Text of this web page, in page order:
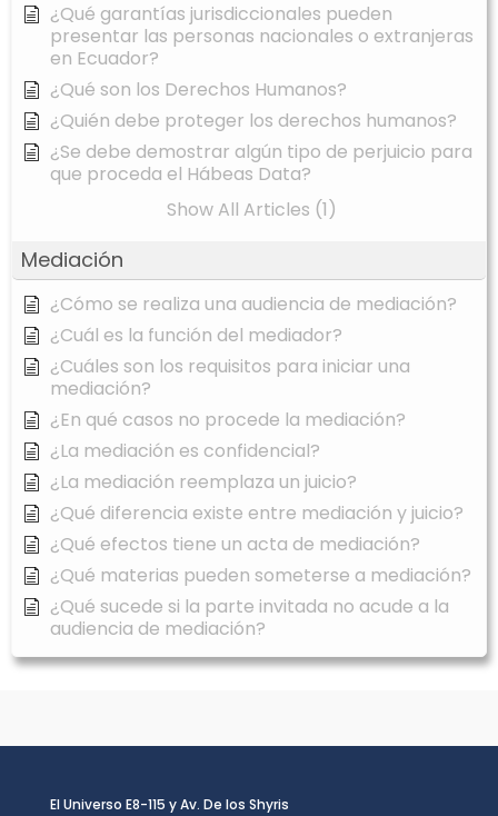
¿Qué garantías jurisdiccionales pueden
presentar las personas nacionales o extranjeras
en Ecuador?
¿Qué son los Derechos Humanos?
¿Quién debe proteger los derechos humanos?
¿Se debe demostrar algún tipo de perjuicio para
que proceda el Hábeas Data?
Show All Articles (1)
Mediación
¿Cómo se realiza una audiencia de mediación?
¿Cuál es la función del mediador?
¿Cuáles son los requisitos para iniciar una
mediación?
¿En qué casos no procede la mediación?
¿La mediación es confidencial?
¿La mediación reemplaza un juicio?
¿Qué diferencia existe entre mediación y juicio?
¿Qué efectos tiene un acta de mediación?
¿Qué materias pueden someterse a mediación?
¿Qué sucede si la parte invitada no acude a la
audiencia de mediación?
El Universo E8-115 y Av. De los Shyris